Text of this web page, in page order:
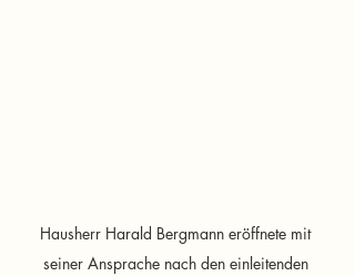
Hausherr Harald Bergmann eröffnete mit
seiner Ansprache nach den einleitenden